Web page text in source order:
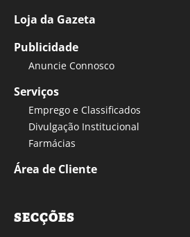
Loja da Gazeta
Publicidade
Anuncie Connosco
Serviços
Emprego e Classificados
Divulgação Institucional
Farmácias
Área de Cliente
SECÇÕES